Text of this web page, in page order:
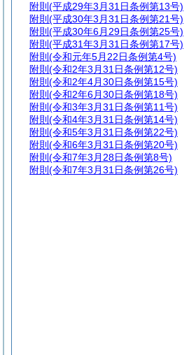
附則 (平成29年3月31日条例第13号)
附則 (平成30年3月31日条例第21号)
附則 (平成30年6月29日条例第25号)
附則 (平成31年3月31日条例第17号)
附則 (令和元年5月22日条例第4号)
附則 (令和2年3月31日条例第12号)
附則 (令和2年4月30日条例第15号)
附則 (令和2年6月30日条例第18号)
附則 (令和3年3月31日条例第11号)
附則 (令和4年3月31日条例第14号)
附則 (令和5年3月31日条例第22号)
附則 (令和6年3月31日条例第20号)
附則 (令和7年3月28日条例第8号)
附則 (令和7年3月31日条例第26号)